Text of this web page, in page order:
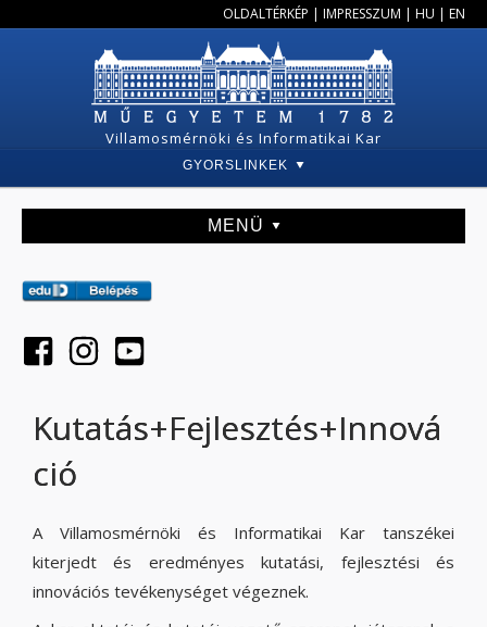
OLDALTÉRKÉP | IMPRESSZUM | HU | EN
Villamosmérnöki és Informatikai Kar
GYORSLINKEK
MENÜ
Kutatás+Fejlesztés+Innová
ció
A Villamosmérnöki és Informatikai Kar tanszékei
kiterjedt és eredményes kutatási, fejlesztési és
innovációs tevékenységet végeznek.